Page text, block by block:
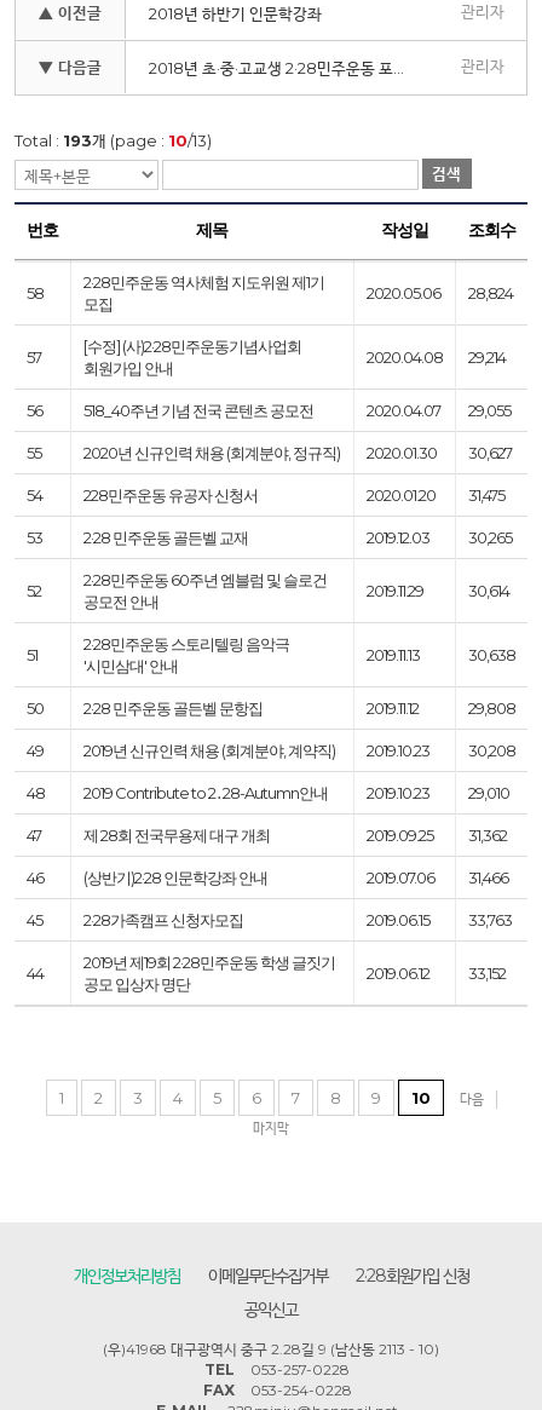
▲ 이전글 2018년 하반기 인문학강좌 관리자
▼ 다음글 관리자
Total : 193개 (page : 10/13)
검색
번호 제목 작성일 조회수
58
2·28민주운동 역사체험 지도위원 제1기
모집
2020.05.06 28,824
57
[수정] (사)2·28민주운동기념사업회
회원가입 안내
2020.04.08 29,214
56 518_40주년 기념 전국 콘텐츠 공모전 2020.04.07 29,055
55 2020년 신규인력 채용 (회계분야, 정규직) 2020.01.30 30,627
54 228민주운동 유공자 신청서 2020.01.20 31,475
53 2·28 민주운동 골든벨 교재 2019.12.03 30,265
52
2·28민주운동 60주년 엠블럼 및 슬로건
공모전 안내
2019.11.29 30,614
51
2·28민주운동 스토리텔링 음악극
'시민삼대' 안내
2019.11.13 30,638
50 2·28 민주운동 골든벨 문항집 2019.11.12 29,808
49 2019년 신규인력 채용 (회계분야, 계약직) 2019.10.23 30,208
48 2019 Contribute to 2․28-Autumn안내 2019.10.23 29,010
47 제 28회 전국무용제 대구 개최 2019.09.25 31,362
46 (상반기)2·28 인문학강좌 안내 2019.07.06 31,466
45 2·28가족캠프 신청자모집 2019.06.15 33,763
44
2019년 제19회 2·28민주운동 학생 글짓기
공모 입상자 명단
2019.06.12 33,152
1 2 3 4 5 6 7 8 9 10
다음
마지막
개인정보처리방침 이메일무단수집거부
2·28회원가입 신청
공익신고
(우)41968 대구광역시 중구 2.28길 9 (남산동 2113 - 10)
TEL
053-257-0228
FAX
053-254-0228